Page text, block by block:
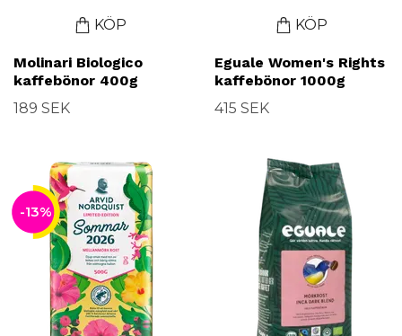
KÖP
Molinari Biologico
kaffebönor 400g
189 SEK
KÖP
Eguale Women's Rights
kaffebönor 1000g
415 SEK
-13%